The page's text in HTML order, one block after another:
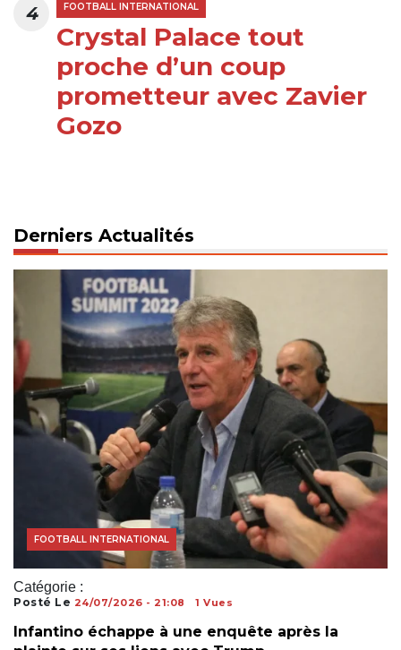
4 FOOTBALL INTERNATIONAL
Crystal Palace tout
proche d’un coup
prometteur avec Zavier
Gozo
Derniers Actualités
Catégorie :
ACTUALITÉS FOOTBALL
COUPE DU MONDE
FOOTBALL INTERNATIONAL
Posté Le 24/07/2026 - 21:08 1 Vues
Infantino échappe à une enquête après la